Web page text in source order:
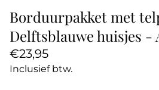
Borduurpakket met
Delftsblauwe huisjes -
Normale
prijs
€23,95
Inclusief btw.